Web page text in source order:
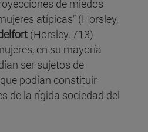
de miedos
atípicas” (Horsley,
(Horsley, 713)
en su mayoría
ser sujetos de
podían constituir
de la rígida sociedad del